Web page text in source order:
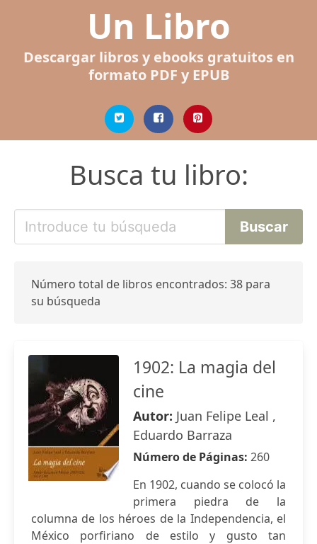
Un Libro
Descargar libros y ebooks gratuitos en
formato PDF y EPUB
Busca tu libro:
Número total de libros encontrados: 38 para
su búsqueda
1902: La magia del
cine
Autor: Juan Felipe Leal ,
Eduardo Barraza
Número de Páginas: 260
En 1902, cuando se colocó la
primera piedra de la
columna de los héroes de la Independencia, el
México porfiriano de estilo y gusto tan